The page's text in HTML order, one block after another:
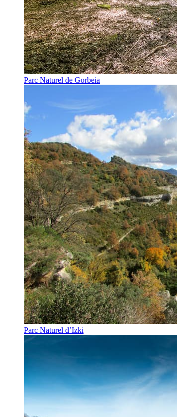
Parc Naturel de Gorbeia
Parc Naturel d’Izki